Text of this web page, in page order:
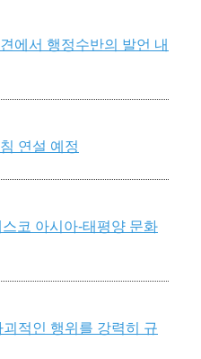
에서 행정수반의 발언 내
연설 예정
코 아시아-태평양 문화
적인 행위를 강력히 규